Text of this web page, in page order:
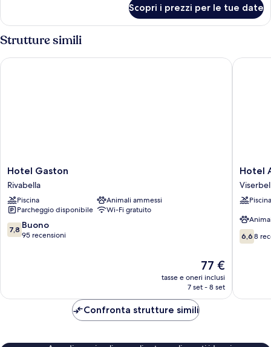
Classic
Scopri i prezzi per le tue date
Strutture simili
Hotel
Gaston
Rivabella
Hotel Gaston
Rivabella
Piscina
Animali ammessi
Parcheggio disponibile
Wi-Fi gratuito
7.8
su
7,8 Buono
95 recensioni
Il
prezzo
attuale
77 €
tasse e oneri inclusi
7 set - 8 set
Hotel Gaston
Hotel
Aron
Rimini
Hotel
Piscina
6.6
su
6,6 8
Hotel
Confronta strutture simili